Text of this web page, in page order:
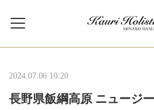
2024.07.06 10:20
長野県飯綱高原 ニュージ